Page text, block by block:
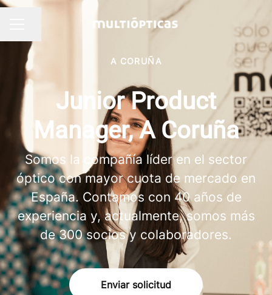
Compartir página
A CORUÑA
Junior Product
Manager, A Coruña
Somos la compañía líder en el sector
óptico con mayor cuota de mercado en
España. Contamos con 40 años de
experiencia y, actualmente, somos más
de 300 socios y colaboradores.
Enviar solicitud